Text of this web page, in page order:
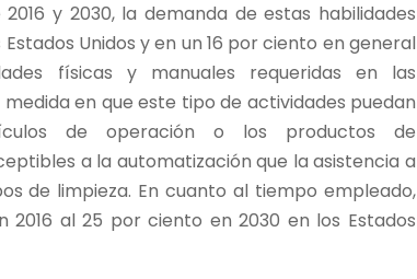
y 2030, la demanda de estas habilidades
Unidos y en un 16 por ciento en general
físicas y manuales requeridas en las
en que este tipo de actividades puedan
de operación o los productos de
a la automatización que la asistencia a
de limpieza. En cuanto al tiempo empleado,
al 25 por ciento en 2030 en los Estados